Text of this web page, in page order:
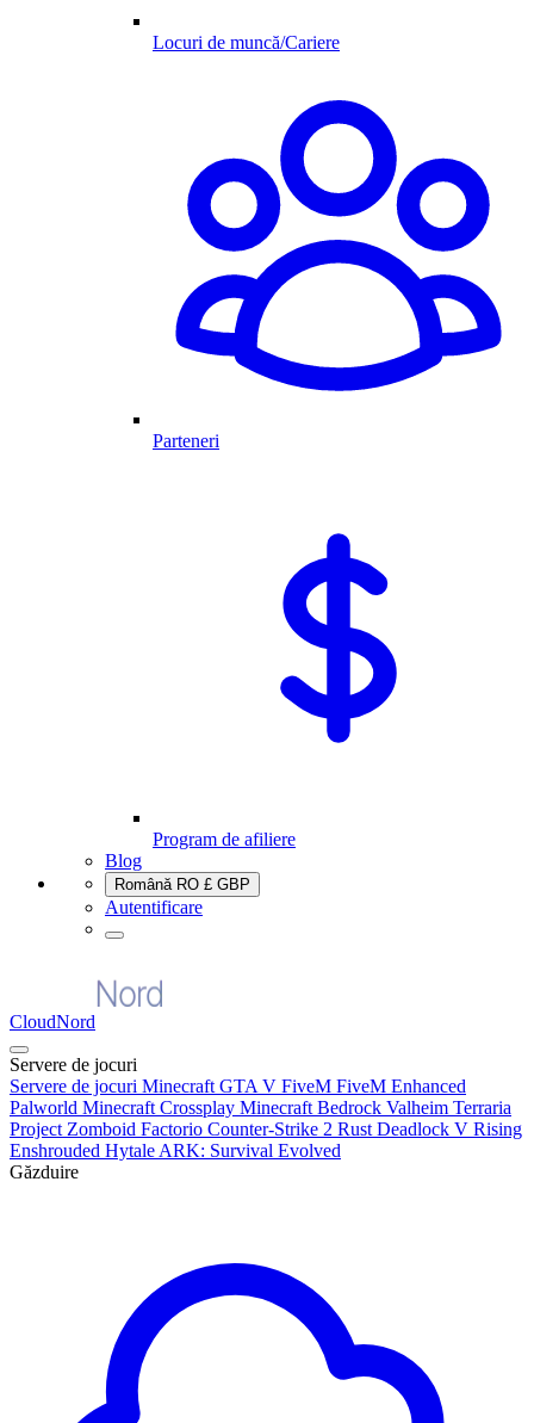
Locuri de muncă/Cariere
Parteneri
Program de afiliere
Blog
Română RO £ GBP
Autentificare
CloudNord
Servere de jocuri
Servere de jocuri Minecraft GTA V FiveM FiveM Enhanced
Palworld Minecraft Crossplay Minecraft Bedrock Valheim Terraria
Project Zomboid Factorio Counter-Strike 2 Rust Deadlock V Rising
Enshrouded Hytale ARK: Survival Evolved
Găzduire